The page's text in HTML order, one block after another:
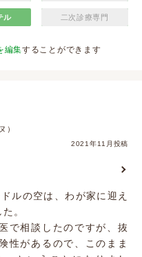
ル 二次診療専門
編集することができます
）
2021年11月投稿
ルの空は、わが家に迎え
。
で相談したのですが、抜
性があるので、このまま